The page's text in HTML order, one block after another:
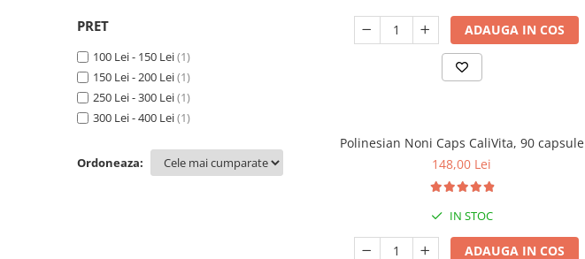
PRET
100 Lei - 150 Lei(1)
150 Lei - 200 Lei(1)
250 Lei - 300 Lei(1)
300 Lei - 400 Lei(1)
Ordoneaza:
ADAUGA IN COS
Polinesian Noni Caps CaliVita, 90 capsule
148,00 Lei
IN STOC
ADAUGA IN COS